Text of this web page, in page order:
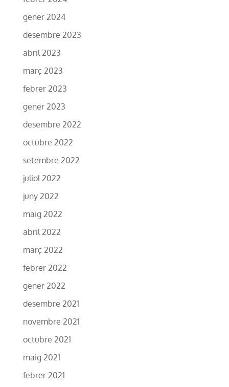
gener 2024
desembre 2023
abril 2023
març 2023
febrer 2023
gener 2023
desembre 2022
octubre 2022
setembre 2022
juliol 2022
juny 2022
maig 2022
abril 2022
març 2022
febrer 2022
gener 2022
desembre 2021
novembre 2021
octubre 2021
maig 2021
febrer 2021